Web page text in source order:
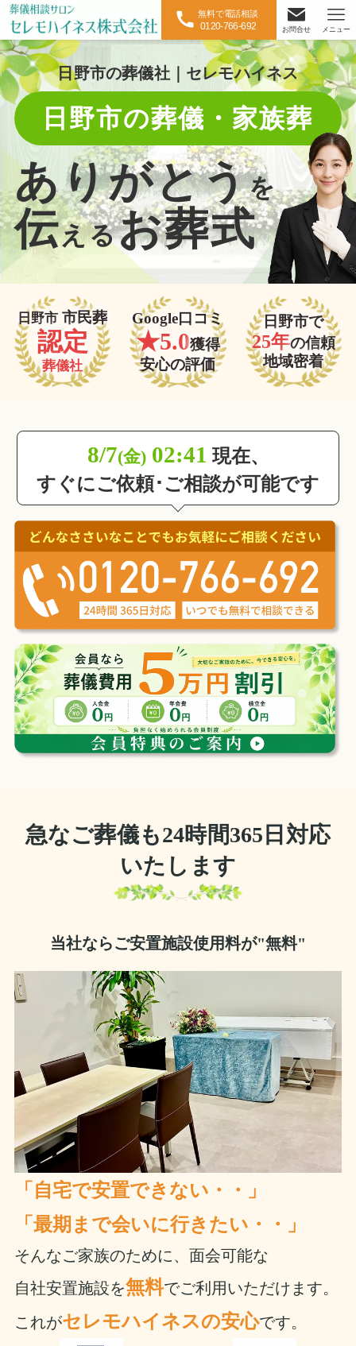
無料で電話相談
0120-766-692 お問合せ メニュー
日野市の葬儀社｜セレモハイネス
日野市の葬儀・家族葬
ありがとうを
伝えるお葬式
日野市 市民葬
認定
葬儀社
Google口コミ
★5.0獲得
安心の評価
日野市で
25年の信頼
地域密着
8/7(金)02:41 現在、
すぐにご依頼･ご相談が可能です
急なご葬儀も24時間365日対応
いたします
当社ならご安置施設使用料が"無料"
「自宅で安置できない・・」
「最期まで会いに行きたい・・」
そんなご家族のために、面会可能な
自社安置施設を無料でご利用いただけます。
これがセレモハイネスの安心です。